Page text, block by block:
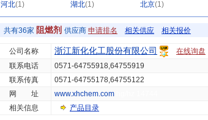
河北(1) 湖北(1) 北京(1)
共有36家 阻燃剂 供应商 申请排名 相关供应 相关报价
公司名称 浙江新化化工股份有限公司 在线询盘
联系电话
0571-64755918,64755919
联系传真
0571-64755178,64755122
网 址
www.xhchem.com
相关信息
产品目录